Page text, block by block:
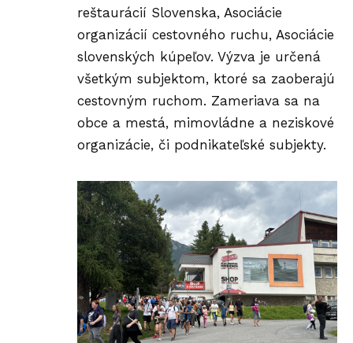
reštaurácií Slovenska, Asociácie
organizácií cestovného ruchu, Asociácie
slovenských kúpeľov. Výzva je určená
všetkým subjektom, ktoré sa zaoberajú
cestovným ruchom. Zameriava sa na
obce a mestá, mimovládne a neziskové
organizácie, či podnikateľské subjekty.